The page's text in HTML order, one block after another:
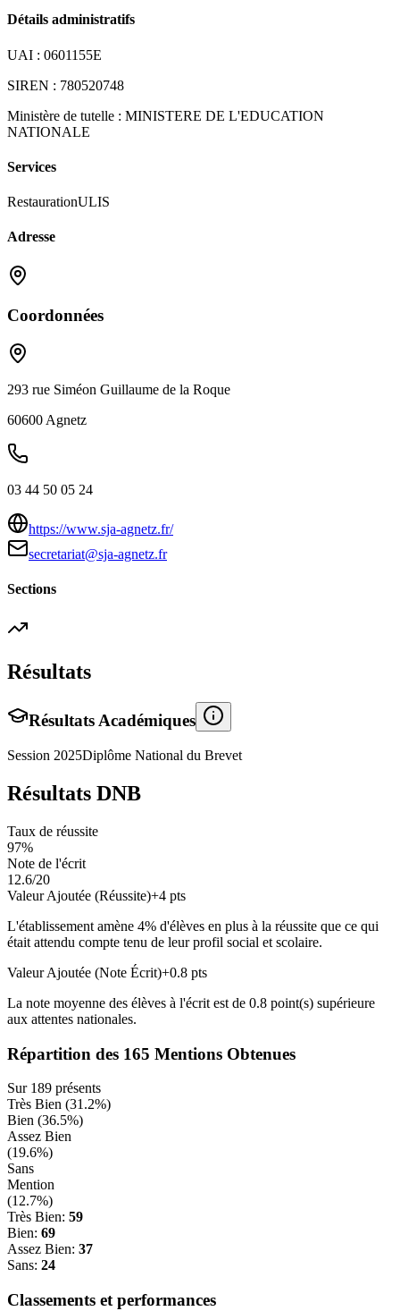
Détails administratifs
UAI : 0601155E
SIREN : 780520748
Ministère de tutelle : MINISTERE DE L'EDUCATION
NATIONALE
Services
RestaurationULIS
Adresse
Coordonnées
293 rue Siméon Guillaume de la Roque
60600 Agnetz
03 44 50 05 24
https://www.sja-agnetz.fr/
secretariat@sja-agnetz.fr
Sections
Résultats
Résultats Académiques
Session 2025Diplôme National du Brevet
Résultats DNB
Taux de réussite
97%
Note de l'écrit
12.6/20
Valeur Ajoutée (Réussite)+4 pts
L'établissement amène 4% d'élèves en plus à la réussite que ce qui
était attendu compte tenu de leur profil social et scolaire.
Valeur Ajoutée (Note Écrit)+0.8 pts
La note moyenne des élèves à l'écrit est de 0.8 point(s) supérieure
aux attentes nationales.
Répartition des 165 Mentions Obtenues
Sur 189 présents
Très Bien (31.2%)
Bien (36.5%)
Assez Bien
(19.6%)
Sans
Mention
(12.7%)
Très Bien: 59
Bien: 69
Assez Bien: 37
Sans: 24
Classements et performances